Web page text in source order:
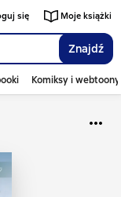
Znajdź
się Moje książki
Komiksy i webtoony